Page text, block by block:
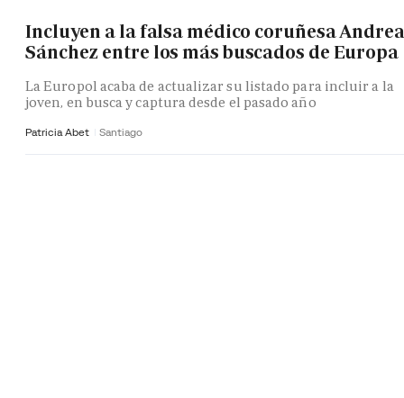
Incluyen a la falsa médico coruñesa Andrea
Sánchez entre los más buscados de Europa
La Europol acaba de actualizar su listado para incluir a la
joven, en busca y captura desde el pasado año
Patricia Abet Santiago